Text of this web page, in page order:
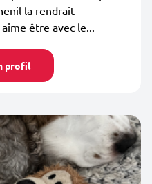
la rendrait
être avec le...
profil